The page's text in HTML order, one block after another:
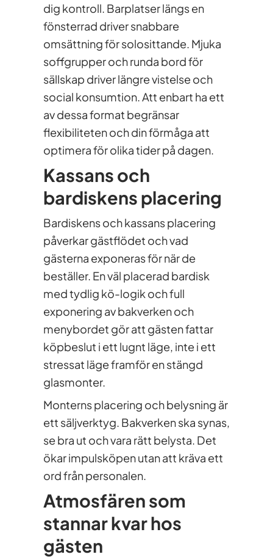
dig kontroll. Barplatser längs en
fönsterrad driver snabbare
omsättning för solosittande. Mjuka
soffgrupper och runda bord för
sällskap driver längre vistelse och
social konsumtion. Att enbart ha ett
av dessa format begränsar
flexibiliteten och din förmåga att
optimera för olika tider på dagen.
Kassans och
bardiskens placering
Bardiskens och kassans placering
påverkar gästflödet och vad
gästerna exponeras för när de
beställer. En väl placerad bardisk
med tydlig kö-logik och full
exponering av bakverken och
menybordet gör att gästen fattar
köpbeslut i ett lugnt läge, inte i ett
stressat läge framför en stängd
glasmonter.
Monterns placering och belysning är
ett säljverktyg. Bakverken ska synas,
se bra ut och vara rätt belysta. Det
ökar impulsköpen utan att kräva ett
ord från personalen.
Atmosfären som
stannar kvar hos
gästen